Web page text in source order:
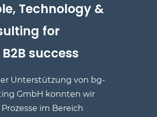
Technology &
for
B2B success
Unterstützung von bg-
GmbH konnten wir
im Bereich